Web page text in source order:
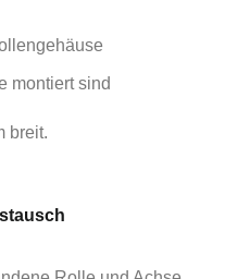
montiert sind
breit.